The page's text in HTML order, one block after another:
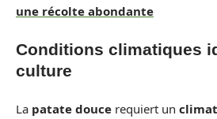
une récolte abondante
Conditions climatiques
culture
La patate douce requiert un climat